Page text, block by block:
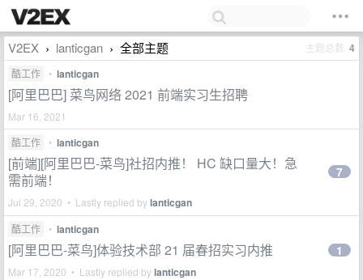
V2EX › lanticgan › 全部主题 主题总数 4
酷工作 • lanticgan
[阿里巴巴] 菜鸟网络 2021 前端实习生招聘
Mar 16, 2021
酷工作
• lanticgan
[前端][阿里巴巴-菜鸟]社招内推！ HC 缺口量大！急
需前端！
Jul 29, 2020 • Lastly replied bylanticgan
7
酷工作 • lanticgan
[阿里巴巴-菜鸟]体验技术部 21 届春招实习内推
Mar 17, 2020 • Lastly replied bylanticgan
1